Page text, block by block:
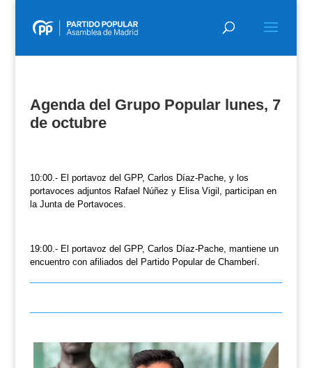
Agenda del Grupo Popular lunes, 7
de octubre
10:00.- El portavoz del GPP, Carlos Díaz-Pache, y los
portavoces adjuntos Rafael Núñez y Elisa Vigil, participan en
la Junta de Portavoces.
19:00.- El portavoz del GPP, Carlos Díaz-Pache, mantiene un
encuentro con afiliados del Partido Popular de Chamberí.